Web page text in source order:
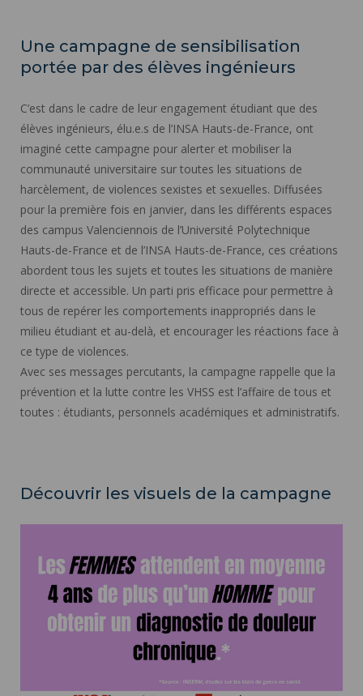
Une campagne de sensibilisation
portée par des élèves ingénieurs
C’est dans le cadre de leur engagement étudiant que des
élèves ingénieurs, élu.e.s de l’INSA Hauts-de-France, ont
imaginé cette campagne pour alerter et mobiliser la
communauté universitaire sur toutes les situations de
harcèlement, de violences sexistes et sexuelles. Diffusées
pour la première fois en janvier, dans les différents espaces
des campus Valenciennois de l’Université Polytechnique
Hauts-de-France et de l’INSA Hauts-de-France, ces créations
abordent tous les sujets et toutes les situations de manière
directe et accessible. Un parti pris efficace pour permettre à
tous de repérer les comportements inappropriés dans le
milieu étudiant et au-delà, et encourager les réactions face à
ce type de violences.
Avec ses messages percutants, la campagne rappelle que la
prévention et la lutte contre les VHSS est l’affaire de tous et
toutes : étudiants, personnels académiques et administratifs.
Découvrir les visuels de la campagne